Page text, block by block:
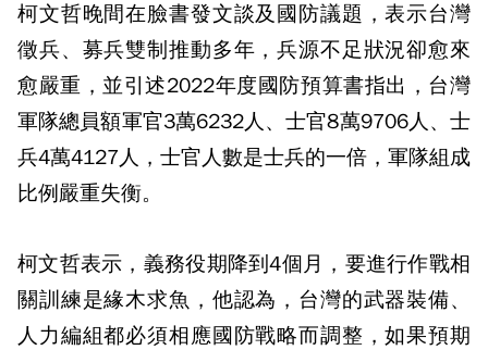
柯文哲晚間在臉書發文談及國防議題，表示台灣
徵兵、募兵雙制推動多年，兵源不足狀況卻愈來
愈嚴重，並引述2022年度國防預算書指出，台灣
軍隊總員額軍官3萬6232人、士官8萬9706人、士
兵4萬4127人，士官人數是士兵的一倍，軍隊組成
比例嚴重失衡。
柯文哲表示，義務役期降到4個月，要進行作戰相
關訓練是緣木求魚，他認為，台灣的武器裝備、
人力編組都必須相應國防戰略而調整，如果預期